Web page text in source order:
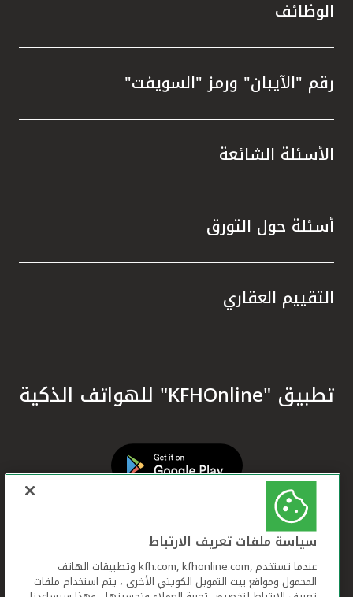
الوظائف
رقم "الآيبان" ورمز "السويفت"
الأسئلة الشائعة
أسئلة حول التورق
التقييم العقاري
تطبيق "KFHOnline" للهواتف الذكية
سياسة ملفات تعريف الارتباط
عندما تستخدم ,kfh.com, kfhonline.com وتطبيقات الهاتف
المحمول ومواقع بيت التمويل الكويتي الأخرى ، يتم استخدام ملفات